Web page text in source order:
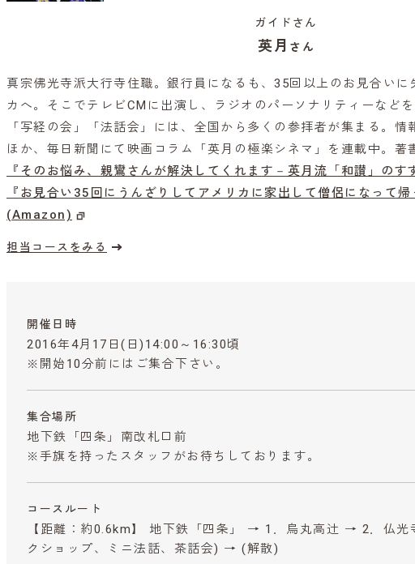
ガイドさん
英月 さん
真宗佛光寺派大行寺住職。銀行員になるも、35回以上のお見合いに
カへ。そこでテレビCMに出演し、ラジオのパーソナリティーなど
「写経の会」「法話会」には、全国から多くの参拝者が集まる。情
ほか、毎日新聞にて映画コラム「英月の極楽シネマ」を連載中。著
『そのお悩み、親鸞さんが解決してくれます－英月流「和讃」の
『お見合い35回にうんざりしてアメリカに家出して僧侶になって帰
(Amazon)
担当コースをみる
開催日時
2016年4月17日(日)14:00～16:30頃
※開始10分前にはご集合下さい。
集合場所
地下鉄「四条」南改札口前
※手旗を持ったスタッフがお待ちしております。
コースルート
【距離：約0.6km】 地下鉄「四条」 → 1．烏丸高辻 → 2．仏
クショップ、ミニ法話、茶話会) → (解散)